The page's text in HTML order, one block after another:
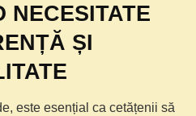
NECESITATE
ȘI
este esențial ca cetățenii să